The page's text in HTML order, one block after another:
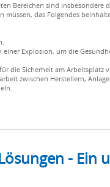
Bereichen sind insbesondere
müssen, das Folgendes
Explosion, um die
die Sicherheit am
zwischen Herstellern,
-